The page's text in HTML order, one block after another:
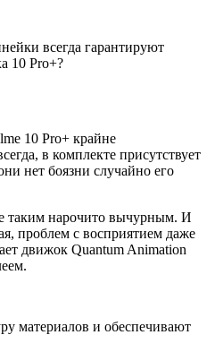
всегда гарантируют
10 Pro+?
10 Pro+ крайне
в комплекте присутствует
нет боязни случайно его
таким нарочито вычурным. И
проблем с восприятием даже
движок Quantum Animation
материалов и обеспечивают